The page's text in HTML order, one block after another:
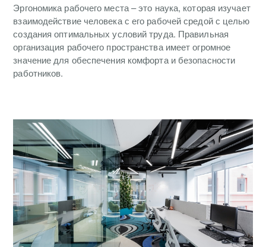
Эргономика рабочего места – это наука, которая изучает
взаимодействие человека с его рабочей средой с целью
создания оптимальных условий труда. Правильная
организация рабочего пространства имеет огромное
значение для обеспечения комфорта и безопасности
работников.